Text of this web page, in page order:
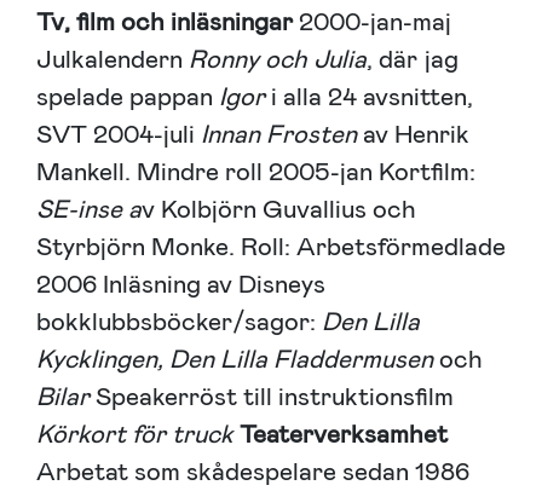
Tv, film och inläsningar2000-jan-maj
Julkalendern Ronny och Julia, där jag
spelade pappan Igori alla 24 avsnitten,
SVT 2004-juli Innan Frostenav Henrik
Mankell. Mindre roll 2005-jan Kortfilm:
SE-inse av Kolbjörn Guvallius och
Styrbjörn Monke. Roll: Arbetsförmedlade
2006 Inläsning av Disneys
bokklubbsböcker/sagor: Den Lilla
Kycklingen, Den Lilla Fladdermusenoch
BilarSpeakerröst till instruktionsfilm
Körkort för truckTeaterverksamhet
Arbetat som skådespelare sedan 1986